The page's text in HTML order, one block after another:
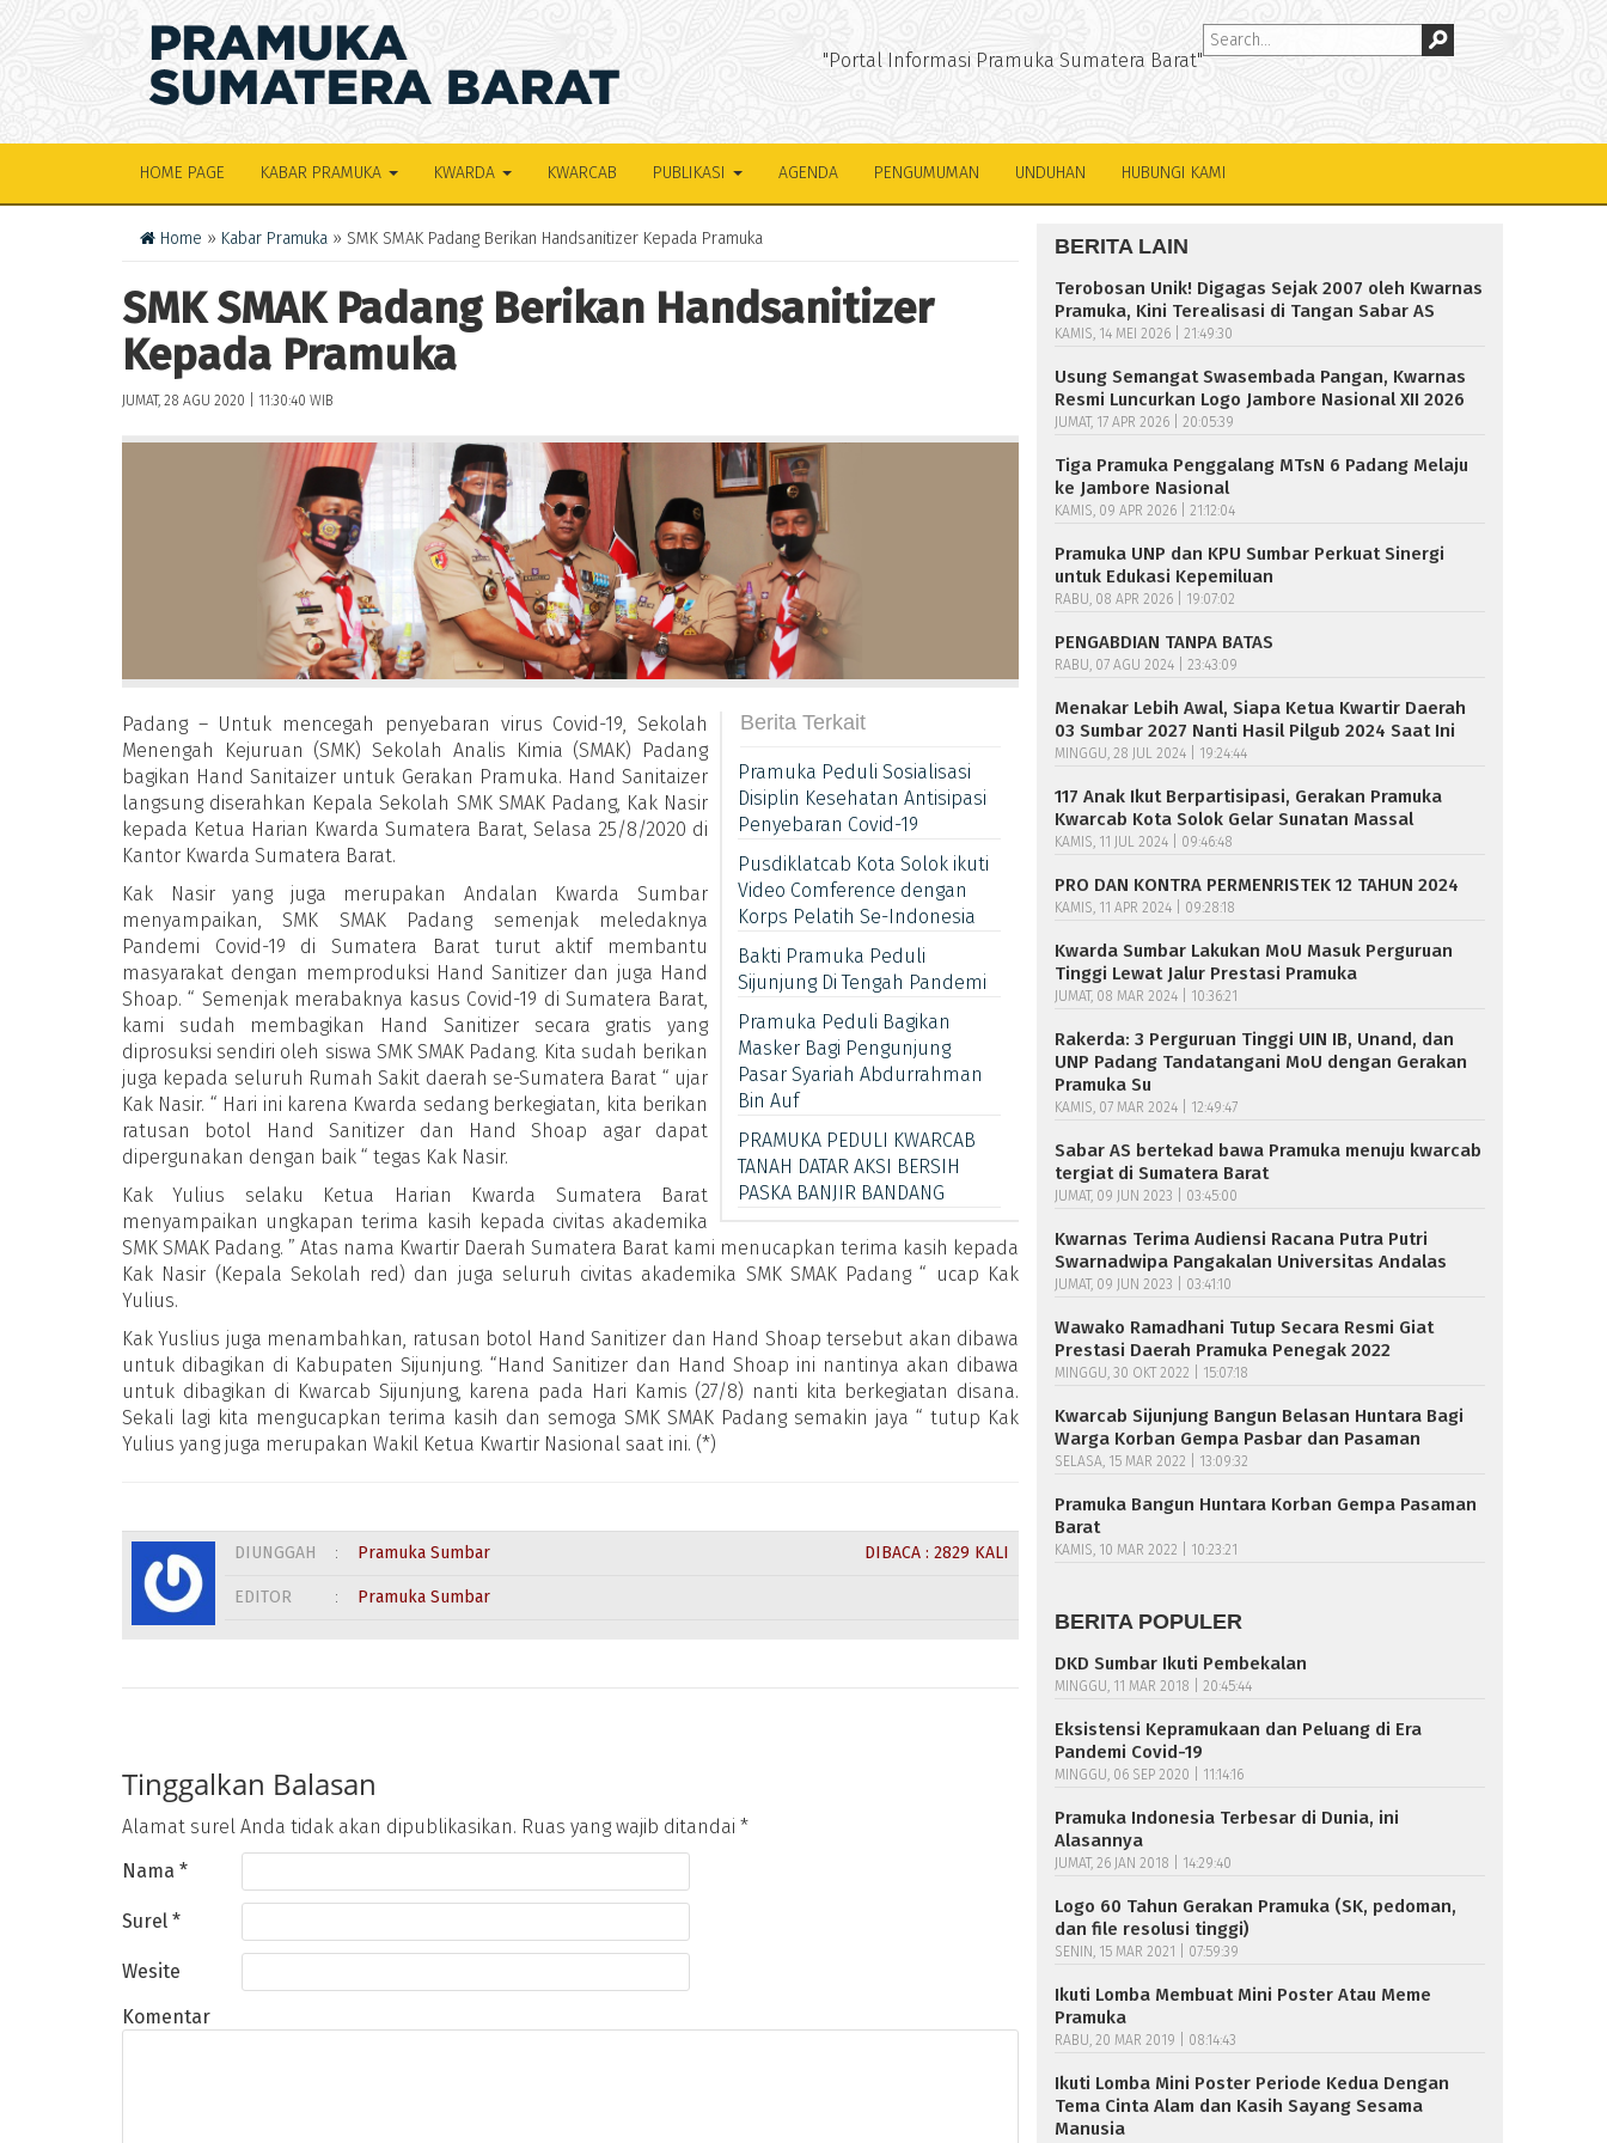
"Portal Informasi Pramuka Sumatera Barat"
HOME PAGE KABAR PRAMUKA KWARDA KWARCAB PUBLIKASI AGENDA PENGUMUMAN UNDUHAN HUBUNGI KAMI
Home » Kabar Pramuka » SMK SMAK Padang Berikan Handsanitizer Kepada Pramuka
SMK SMAK Padang Berikan Handsanitizer
Kepada Pramuka
JUMAT, 28 AGU 2020 | 11:30:40 WIB
Berita Terkait
Pramuka Peduli Sosialisasi
Disiplin Kesehatan Antisipasi
Penyebaran Covid-19
Pusdiklatcab Kota Solok ikuti
Video Comference dengan
Korps Pelatih Se-Indonesia
Bakti Pramuka Peduli
Sijunjung Di Tengah Pandemi
Pramuka Peduli Bagikan
Masker Bagi Pengunjung
Pasar Syariah Abdurrahman
Bin Auf
PRAMUKA PEDULI KWARCAB
TANAH DATAR AKSI BERSIH
PASKA BANJIR BANDANG
Padang – Untuk mencegah penyebaran virus Covid-19, Sekolah
Menengah Kejuruan (SMK) Sekolah Analis Kimia (SMAK) Padang
bagikan Hand Sanitaizer untuk Gerakan Pramuka. Hand Sanitaizer
langsung diserahkan Kepala Sekolah SMK SMAK Padang, Kak Nasir
kepada Ketua Harian Kwarda Sumatera Barat, Selasa 25/8/2020 di
Kantor Kwarda Sumatera Barat.
Kak Nasir yang juga merupakan Andalan Kwarda Sumbar
menyampaikan, SMK SMAK Padang semenjak meledaknya
Pandemi Covid-19 di Sumatera Barat turut aktif membantu
masyarakat dengan memproduksi Hand Sanitizer dan juga Hand
Shoap. “ Semenjak merabaknya kasus Covid-19 di Sumatera Barat,
kami sudah membagikan Hand Sanitizer secara gratis yang
diprosuksi sendiri oleh siswa SMK SMAK Padang. Kita sudah berikan
juga kepada seluruh Rumah Sakit daerah se-Sumatera Barat “ ujar
Kak Nasir. “ Hari ini karena Kwarda sedang berkegiatan, kita berikan
ratusan botol Hand Sanitizer dan Hand Shoap agar dapat
dipergunakan dengan baik “ tegas Kak Nasir.
Kak Yulius selaku Ketua Harian Kwarda Sumatera Barat
menyampaikan ungkapan terima kasih kepada civitas akademika
SMK SMAK Padang. ” Atas nama Kwartir Daerah Sumatera Barat kami menucapkan terima kasih kepada
Kak Nasir (Kepala Sekolah red) dan juga seluruh civitas akademika SMK SMAK Padang “ ucap Kak
Yulius.
Kak Yuslius juga menambahkan, ratusan botol Hand Sanitizer dan Hand Shoap tersebut akan dibawa
untuk dibagikan di Kabupaten Sijunjung. “Hand Sanitizer dan Hand Shoap ini nantinya akan dibawa
untuk dibagikan di Kwarcab Sijunjung, karena pada Hari Kamis (27/8) nanti kita berkegiatan disana.
Sekali lagi kita mengucapkan terima kasih dan semoga SMK SMAK Padang semakin jaya “ tutup Kak
Yulius yang juga merupakan Wakil Ketua Kwartir Nasional saat ini. (*)
DIUNGGAH : Pramuka Sumbar DIBACA : 2829 KALI
EDITOR : Pramuka Sumbar
Tinggalkan Balasan
Alamat surel Anda tidak akan dipublikasikan. Ruas yang wajib ditandai *
Nama *
Surel *
Wesite
Komentar
BERITA LAIN
Terobosan Unik! Digagas Sejak 2007 oleh Kwarnas
Pramuka, Kini Terealisasi di Tangan Sabar AS
KAMIS, 14 MEI 2026 | 21:49:30
Usung Semangat Swasembada Pangan, Kwarnas
Resmi Luncurkan Logo Jambore Nasional XII 2026
JUMAT, 17 APR 2026 | 20:05:39
Tiga Pramuka Penggalang MTsN 6 Padang Melaju
ke Jambore Nasional
KAMIS, 09 APR 2026 | 21:12:04
Pramuka UNP dan KPU Sumbar Perkuat Sinergi
untuk Edukasi Kepemiluan
RABU, 08 APR 2026 | 19:07:02
PENGABDIAN TANPA BATAS
RABU, 07 AGU 2024 | 23:43:09
Menakar Lebih Awal, Siapa Ketua Kwartir Daerah
03 Sumbar 2027 Nanti Hasil Pilgub 2024 Saat Ini
MINGGU, 28 JUL 2024 | 19:24:44
117 Anak Ikut Berpartisipasi, Gerakan Pramuka
Kwarcab Kota Solok Gelar Sunatan Massal
KAMIS, 11 JUL 2024 | 09:46:48
PRO DAN KONTRA PERMENRISTEK 12 TAHUN 2024
KAMIS, 11 APR 2024 | 09:28:18
Kwarda Sumbar Lakukan MoU Masuk Perguruan
Tinggi Lewat Jalur Prestasi Pramuka
JUMAT, 08 MAR 2024 | 10:36:21
Rakerda: 3 Perguruan Tinggi UIN IB, Unand, dan
UNP Padang Tandatangani MoU dengan Gerakan
Pramuka Su
KAMIS, 07 MAR 2024 | 12:49:47
Sabar AS bertekad bawa Pramuka menuju kwarcab
tergiat di Sumatera Barat
JUMAT, 09 JUN 2023 | 03:45:00
Kwarnas Terima Audiensi Racana Putra Putri
Swarnadwipa Pangakalan Universitas Andalas
JUMAT, 09 JUN 2023 | 03:41:10
Wawako Ramadhani Tutup Secara Resmi Giat
Prestasi Daerah Pramuka Penegak 2022
MINGGU, 30 OKT 2022 | 15:07:18
Kwarcab Sijunjung Bangun Belasan Huntara Bagi
Warga Korban Gempa Pasbar dan Pasaman
SELASA, 15 MAR 2022 | 13:09:32
Pramuka Bangun Huntara Korban Gempa Pasaman
Barat
KAMIS, 10 MAR 2022 | 10:23:21
BERITA POPULER
DKD Sumbar Ikuti Pembekalan
MINGGU, 11 MAR 2018 | 20:45:44
Eksistensi Kepramukaan dan Peluang di Era
Pandemi Covid-19
MINGGU, 06 SEP 2020 | 11:14:16
Pramuka Indonesia Terbesar di Dunia, ini
Alasannya
JUMAT, 26 JAN 2018 | 14:29:40
Logo 60 Tahun Gerakan Pramuka (SK, pedoman,
dan file resolusi tinggi)
SENIN, 15 MAR 2021 | 07:59:39
Ikuti Lomba Membuat Mini Poster Atau Meme
Pramuka
RABU, 20 MAR 2019 | 08:14:43
Ikuti Lomba Mini Poster Periode Kedua Dengan
Tema Cinta Alam dan Kasih Sayang Sesama
Manusia